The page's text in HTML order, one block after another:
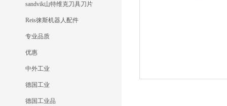
sandvik山特维克刀具刀片
Reis徕斯机器人配件
专业品质
优惠
中外工业
德国工业
德国工业品